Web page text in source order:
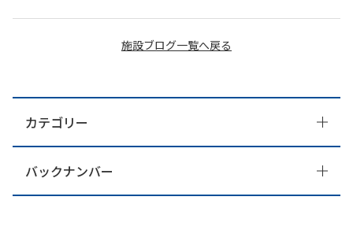
施設ブログ一覧へ戻る
カテゴリー
バックナンバー